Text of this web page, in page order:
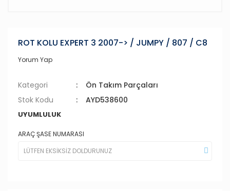
ROT KOLU EXPERT 3 2007-> / JUMPY / 807 / C8
Yorum Yap
Kategori
Ön Takım Parçaları
Stok Kodu
AYD538600
UYUMLULUK
ARAÇ ŞASE NUMARASI